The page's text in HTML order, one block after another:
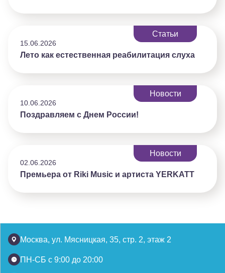
Статьи
15.06.2026
Лето как естественная реабилитация слуха
Новости
10.06.2026
Поздравляем с Днем России!
Новости
02.06.2026
Премьера от Riki Music и артиста YERKATT
Москва, ул. Мясницкая, 35, стр. 2, этаж 2
ПН-СБ с 9:00 до 20:00